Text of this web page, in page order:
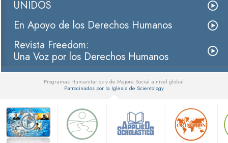
UNIDOS
En Apoyo de los Derechos Humanos
Revista Freedom:
Una Voz por los Derechos Humanos
Programas Humanitarios y de Mejora Social a nivel global
Patrocinados por la Iglesia de Scientology